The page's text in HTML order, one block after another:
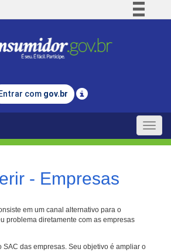
Comunica BR
Legislação
Entrar com gov.br
Toggle
- Empresas
em um canal alternativo para o
problema diretamente com as empresas
SAC das empresas. Seu objetivo é ampliar o